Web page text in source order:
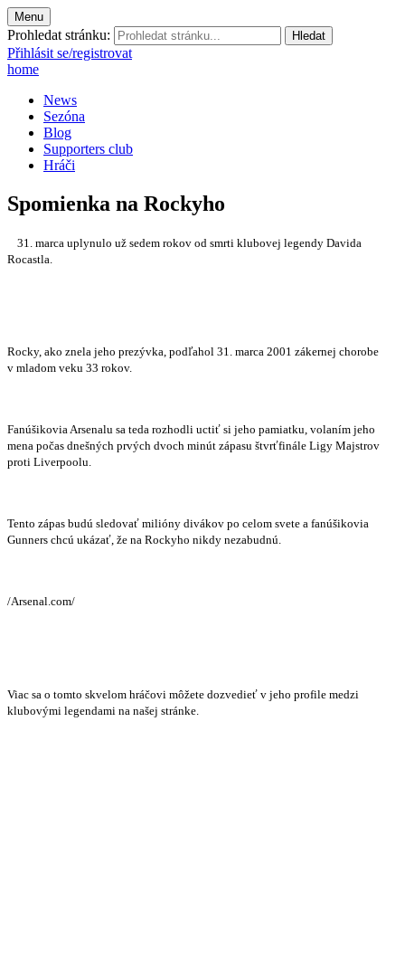
Menu
Prohledat stránku:
Přihlásit se/registrovat
home
News
Sezóna
Blog
Supporters club
Hráči
Spomienka na Rockyho
31. marca uplynulo už sedem rokov od smrti klubovej legendy Davida
Rocastla.
Rocky, ako znela jeho prezývka, podľahol 31. marca 2001 zákernej chorobe
v mladom veku 33 rokov.
Fanúšikovia Arsenalu sa teda rozhodli uctiť si jeho pamiatku, volaním jeho
mena počas dnešných prvých dvoch minút zápasu štvrťfinále Ligy Majstrov
proti Liverpoolu.
Tento zápas budú sledovať milióny divákov po celom svete a fanúšikovia
Gunners chcú ukázať, že na Rockyho nikdy nezabudnú.
/Arsenal.com/
Viac sa o tomto skvelom hráčovi môžete dozvedieť v jeho profile medzi
klubovými legendami na našej stránke.